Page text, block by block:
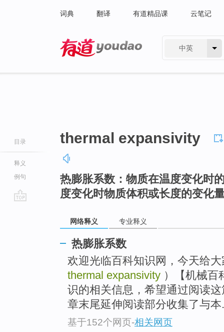
词典 翻译 有道精品课 云笔记
中英
目录
释义
例句
thermal expansivity
热膨胀系数：物质在温度变化时
度变化时物质体积或长度的变化
网络释义 专业释义
热膨胀系数
欢迎光临百科知识网，今天给
thermal expansivity ）【机械百
识的相关信息，希望通过阅读
章末尾延伸阅读部分收集了与本
基于152个网页-相关网页